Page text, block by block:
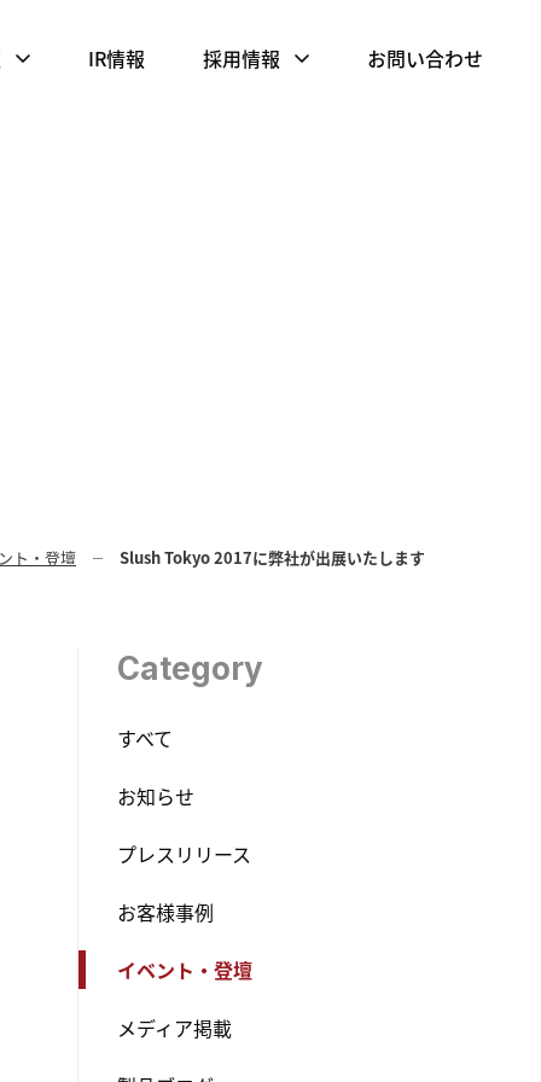
IR情報 採用情報 お問い合わせ
ト・登壇 Slush Tokyo 2017に弊社が出展いたします
Category
すべて
お知らせ
プレスリリース
お客様事例
イベント・登壇
メディア掲載